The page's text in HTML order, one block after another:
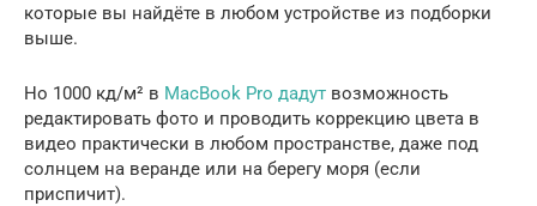
которые вы найдёте в любом устройстве из подборки
выше.
Но 1000 кд/м² в MacBook Pro дадут возможность
редактировать фото и проводить коррекцию цвета в
видео практически в любом пространстве, даже под
солнцем на веранде или на берегу моря (если
приспичит).